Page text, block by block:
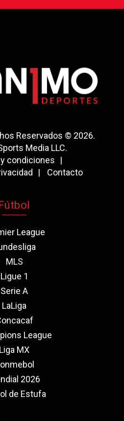
Reservados © 2026.
Media LLC.
condiciones
Contacto
League
MLS
Ligue 1
Serie A
LaLiga
League
Liga MX
2026
de Estufa